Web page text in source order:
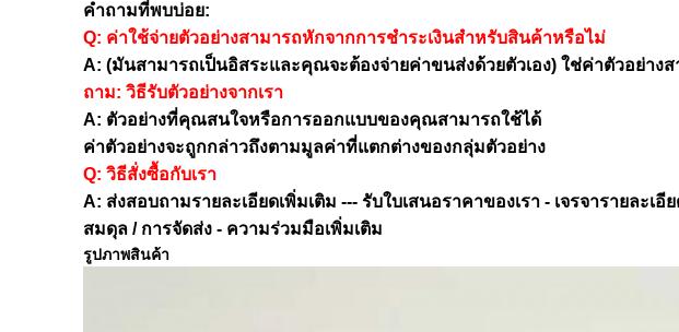
คำถามที่พบบ่อย:
Q: ค่าใช้จ่ายตัวอย่างสามารถหักจากการชำระเงินสำหรับสินค้าหรือไม่
A: (มันสามารถเป็นอิสระและคุณจะต้องจ่ายค่าขนส่งด้วยตัวเอง) ใช่ค่าตัวอย่า
ถาม: วิธีรับตัวอย่างจากเรา
A: ตัวอย่างที่คุณสนใจหรือการออกแบบของคุณสามารถใช้ได้
ค่าตัวอย่างจะถูกกล่าวถึงตามมูลค่าที่แตกต่างของกลุ่มตัวอย่าง
Q: วิธีสั่งซื้อกับเรา
A: ส่งสอบถามรายละเอียดเพิ่มเติม --- รับใบเสนอราคาของเรา - เจรจารายล
สมดุล / การจัดส่ง - ความร่วมมือเพิ่มเติม
รูปภาพสินค้า